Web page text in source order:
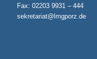
Fax: 02203 9931 – 444
sekretariat@lmgporz.de